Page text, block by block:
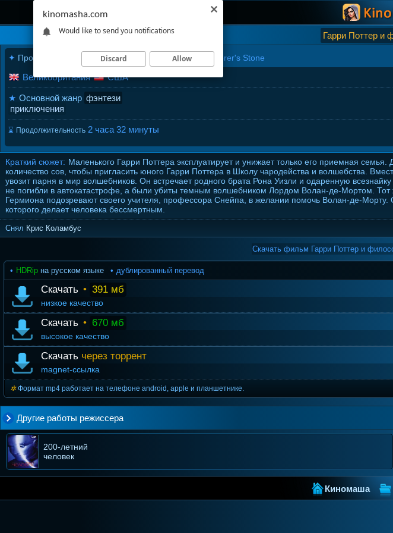
Гарри Поттер и
✦ Производство года Harry Potter and the Sorcerer's Stone
Великобритания США
★ Основной жанр фэнтези
приключения
⌛ Продолжительность 2 часа 32 минуты
Краткий сюжет: Маленького Гарри Поттера эксплуатирует и унижает только его приемная
количество сов, чтобы пригласить юного Гарри Поттера в Школу чародейства и волшебства.
увозит парня в мир волшебников. Он встречает родного брата Рона Уизли и одаренную
не погибли в автокатастрофе, а были убиты темным волшебником Лордом Волан-де-Мортом. Тот
Гермиона подозревают своего учителя, профессора Снейпа, в желании помочь Волан-де-
которого делает человека бессмертным.
Снял Крис Коламбус
Скачать фильм Гарри Поттер и
HDRip на русском языке дублированный перевод
Скачать • 391 мб
низкое качество
Скачать • 670 мб
высокое качество
Скачать через торрент
magnet-ссылка
Формат mp4 работает на телефоне android, apple и планшетнике.
Другие работы режиссера
200-летний
человек
Киномаша
kinomasha.com
Would like to send you notifications
Discard Allow